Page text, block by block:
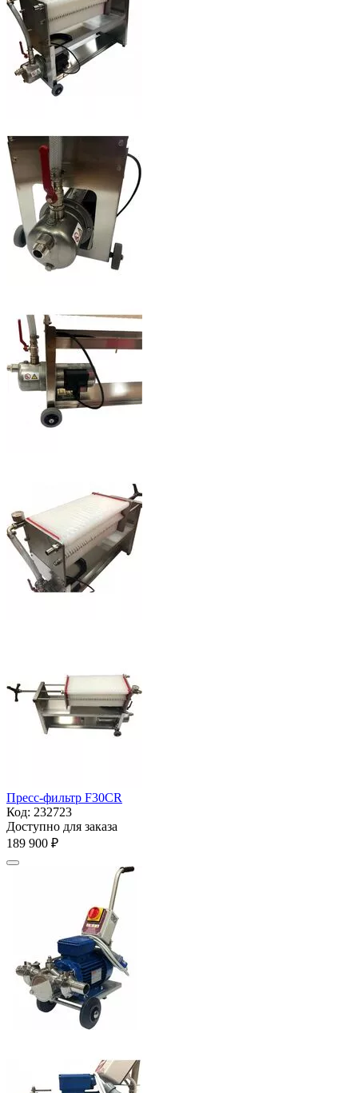
Пресс-фильтр F30CR
Код: 232723
Доступно для заказа
189 900 ₽